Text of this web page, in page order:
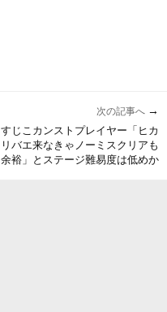
次の記事へ →
すじこカンストプレイヤー「ヒカ
リバエ来なきゃノーミスクリアも
余裕」とステージ難易度は低めか